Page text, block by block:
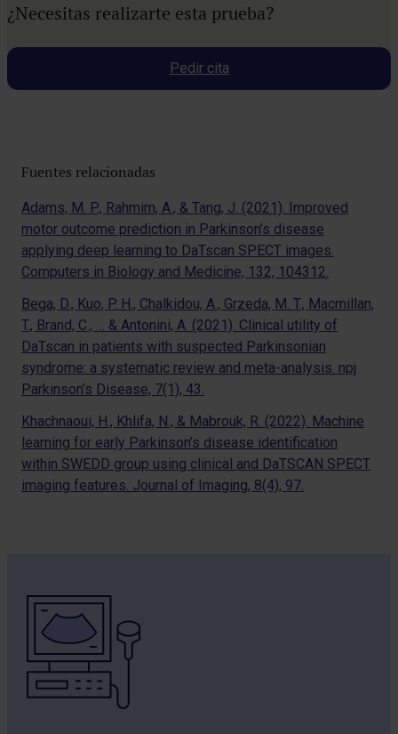
¿Necesitas realizarte esta prueba?
Pedir cita
Fuentes relacionadas
Adams, M. P., Rahmim, A., & Tang, J. (2021). Improved
motor outcome prediction in Parkinson’s disease
applying deep learning to DaTscan SPECT images.
Computers in Biology and Medicine, 132, 104312.
Bega, D., Kuo, P. H., Chalkidou, A., Grzeda, M. T., Macmillan,
T., Brand, C., … & Antonini, A. (2021). Clinical utility of
DaTscan in patients with suspected Parkinsonian
syndrome: a systematic review and meta-analysis. npj
Parkinson’s Disease, 7(1), 43.
Khachnaoui, H., Khlifa, N., & Mabrouk, R. (2022). Machine
learning for early Parkinson’s disease identification
within SWEDD group using clinical and DaTSCAN SPECT
imaging features. Journal of Imaging, 8(4), 97.